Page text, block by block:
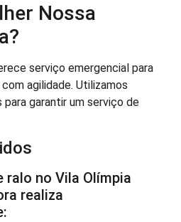
Nossa
serviço emergencial para
agilidade. Utilizamos
garantir um serviço de
ralo no Vila Olímpia
realiza